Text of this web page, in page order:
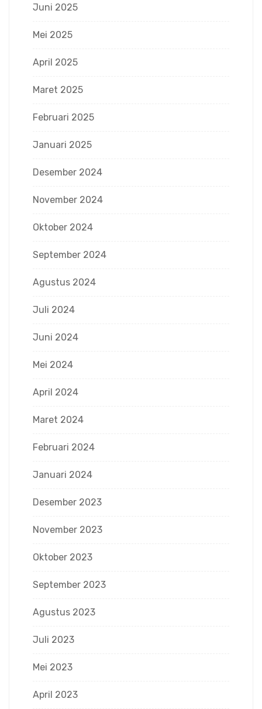
Juni 2025
Mei 2025
April 2025
Maret 2025
Februari 2025
Januari 2025
Desember 2024
November 2024
Oktober 2024
September 2024
Agustus 2024
Juli 2024
Juni 2024
Mei 2024
April 2024
Maret 2024
Februari 2024
Januari 2024
Desember 2023
November 2023
Oktober 2023
September 2023
Agustus 2023
Juli 2023
Mei 2023
April 2023